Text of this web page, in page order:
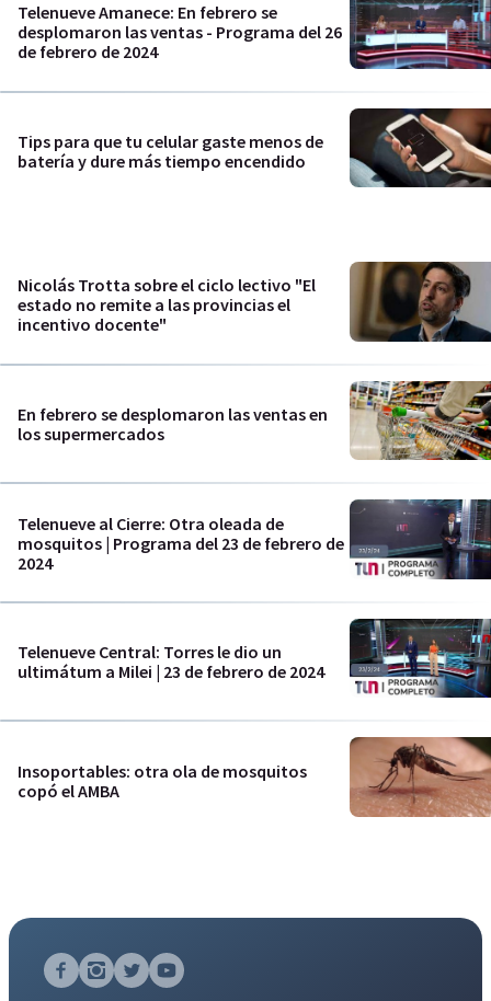
Telenueve Amanece: En febrero se
desplomaron las ventas - Programa del 26
de febrero de 2024
Tips para que tu celular gaste menos de
batería y dure más tiempo encendido
Nicolás Trotta sobre el ciclo lectivo "El
estado no remite a las provincias el
incentivo docente"
En febrero se desplomaron las ventas en
los supermercados
Telenueve al Cierre: Otra oleada de
mosquitos | Programa del 23 de febrero de
2024
Telenueve Central: Torres le dio un
ultimátum a Milei | 23 de febrero de 2024
Insoportables: otra ola de mosquitos
copó el AMBA